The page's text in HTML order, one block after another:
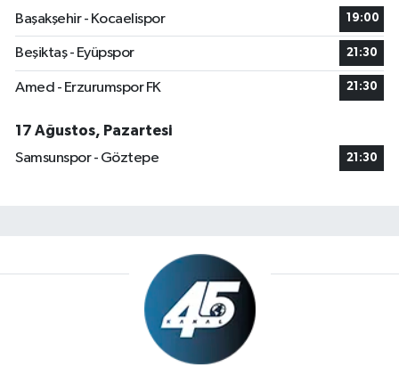
Başakşehir - Kocaelispor
19:00
Beşiktaş - Eyüpspor 21:30
Amed - Erzurumspor FK 21:30
17 Ağustos, Pazartesi
Samsunspor - Göztepe
21:30